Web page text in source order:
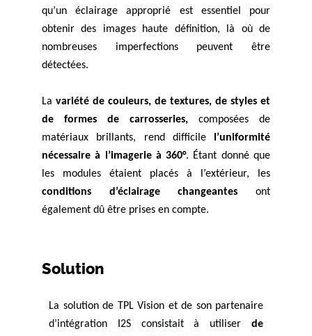
qu’un éclairage approprié est essentiel pour
obtenir des images haute définition, là où de
nombreuses imperfections peuvent être
détectées.
La variété de couleurs, de textures, de styles et
de formes de carrosseries, composées de
matériaux brillants, rend difficile l’uniformité
nécessaire à l’imagerie à 360°. Étant donné que
les modules étaient placés à l’extérieur, les
conditions d’éclairage changeantes ont
également dû être prises en compte.
Solution
La solution de TPL Vision et de son partenaire
d’intégration I2S consistait à utiliser de